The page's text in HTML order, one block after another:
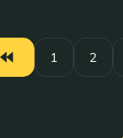
1 2